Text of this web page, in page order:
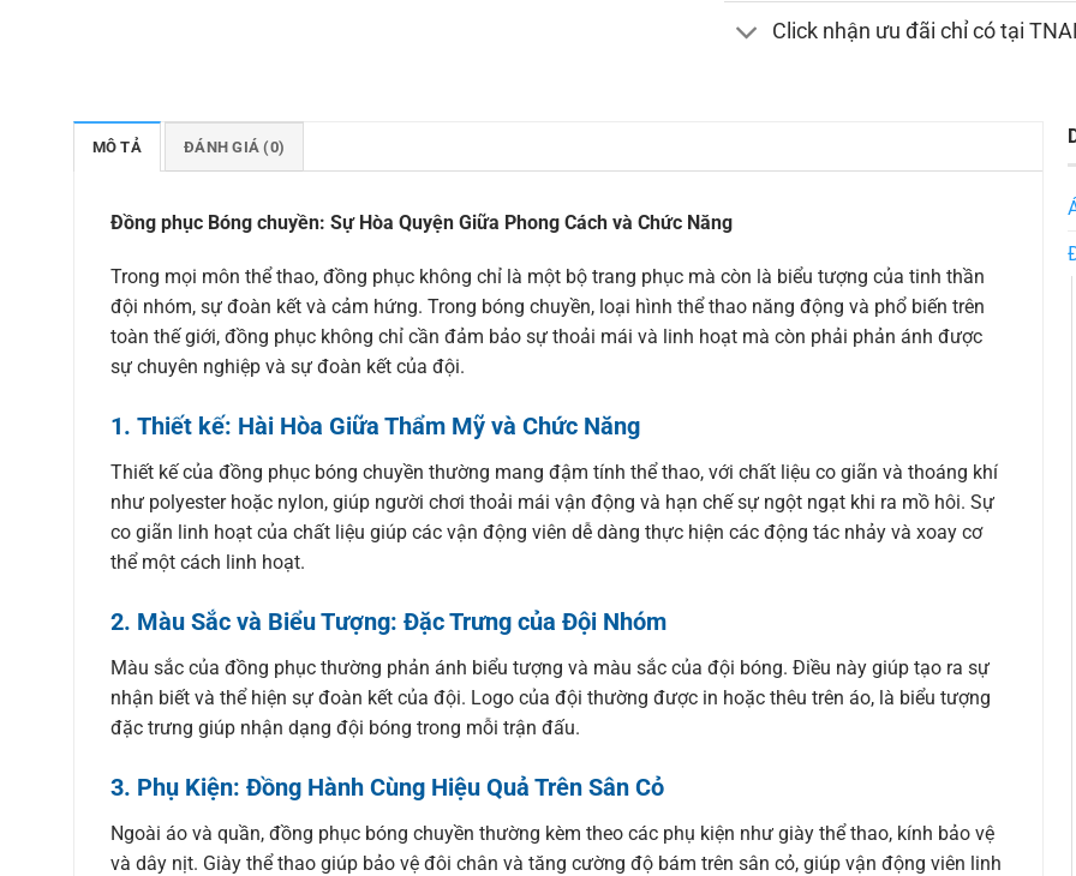
Click nhận ưu đãi chỉ có tại
MÔ TẢ ĐÁNH GIÁ (0)
Đồng phục Bóng chuyền: Sự Hòa Quyện Giữa Phong Cách và Chức Năng
Trong mọi môn thể thao, đồng phục không chỉ là một bộ trang phục mà còn là biểu tượng của tinh thần
đội nhóm, sự đoàn kết và cảm hứng. Trong bóng chuyền, loại hình thể thao năng động và phổ biến trên
toàn thế giới, đồng phục không chỉ cần đảm bảo sự thoải mái và linh hoạt mà còn phải phản ánh được
sự chuyên nghiệp và sự đoàn kết của đội.
1. Thiết kế: Hài Hòa Giữa Thẩm Mỹ và Chức Năng
Thiết kế của đồng phục bóng chuyền thường mang đậm tính thể thao, với chất liệu co giãn và thoáng khí
như polyester hoặc nylon, giúp người chơi thoải mái vận động và hạn chế sự ngột ngạt khi ra mồ hôi. Sự
co giãn linh hoạt của chất liệu giúp các vận động viên dễ dàng thực hiện các động tác nhảy và xoay cơ
thể một cách linh hoạt.
2. Màu Sắc và Biểu Tượng: Đặc Trưng của Đội Nhóm
Màu sắc của đồng phục thường phản ánh biểu tượng và màu sắc của đội bóng. Điều này giúp tạo ra sự
nhận biết và thể hiện sự đoàn kết của đội. Logo của đội thường được in hoặc thêu trên áo, là biểu tượng
đặc trưng giúp nhận dạng đội bóng trong mỗi trận đấu.
3. Phụ Kiện: Đồng Hành Cùng Hiệu Quả Trên Sân Cỏ
Ngoài áo và quần, đồng phục bóng chuyền thường kèm theo các phụ kiện như giày thể thao, kính bảo vệ
và dây nịt. Giày thể thao giúp bảo vệ đôi chân và tăng cường độ bám trên sân cỏ, giúp vận động viên linh